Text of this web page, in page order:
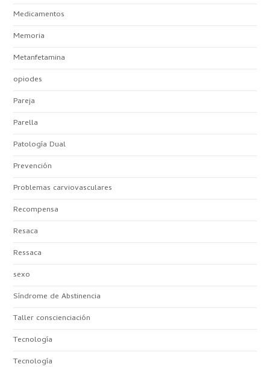
Medicamentos
Memoria
Metanfetamina
opiodes
Pareja
Parella
Patología Dual
Prevención
Problemas carviovasculares
Recompensa
Resaca
Ressaca
sexo
Síndrome de Abstinencia
Taller conscienciación
Tecnología
Tecnología